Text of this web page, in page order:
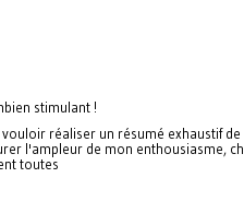
stimulant !
réaliser un résumé exhaustif
l'ampleur de mon enthousiasme,
toutes